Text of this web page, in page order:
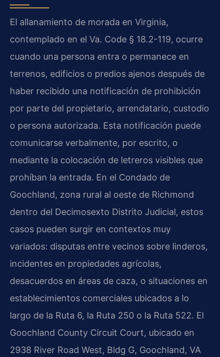
El allanamiento de morada en Virginia,
contemplado en el Va. Code § 18.2-119, ocurre
cuando una persona entra o permanece en
terrenos, edificios o predios ajenos después de
haber recibido una notificación de prohibición
por parte del propietario, arrendatario, custodio
o persona autorizada. Esta notificación puede
comunicarse verbalmente, por escrito, o
mediante la colocación de letreros visibles que
prohíban la entrada. En el Condado de
Goochland, zona rural al oeste de Richmond
dentro del Decimosexto Distrito Judicial, estos
casos pueden surgir en contextos muy
variados: disputas entre vecinos sobre linderos,
incidentes en propiedades agrícolas,
desacuerdos en áreas de caza, o situaciones en
establecimientos comerciales ubicados a lo
largo de la Ruta 6, la Ruta 250 o la Ruta 522. El
Goochland County Circuit Court, ubicado en
2938 River Road West, Bldg G, Goochland, VA